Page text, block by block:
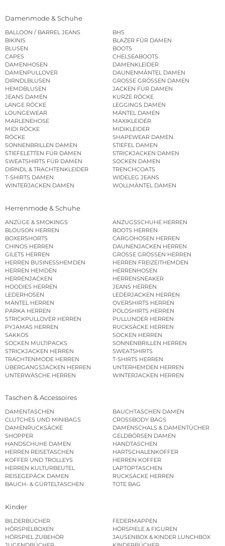
Damenmode & Schuhe
BALLOON / BARREL JEANS
BHS
BIKINIS
BLAZER FÜR DAMEN
BLUSEN
BOOTS
CAPES
CHELSEABOOTS
DAMENHOSEN
DAMENKLEIDER
DAMENPULLOVER
DAUNENMÄNTEL DAMEN
DIRNDLBLUSEN
GROSSE GRÖSSEN DAMEN
HEMDBLUSEN
JACKEN FÜR DAMEN
JEANS DAMEN
KURZE RÖCKE
LANGE RÖCKE
LEGGINGS DAMEN
LOUNGEWEAR
MÄNTEL DAMEN
MARLENEHOSE
MAXIKLEIDER
MIDI RÖCKE
MIDIKLEIDER
RÖCKE
SHAPEWEAR DAMEN
SONNENBRILLEN DAMEN
STIEFEL DAMEN
STIEFELETTEN FÜR DAMEN
STRICKJACKEN DAMEN
SWEATSHIRTS FÜR DAMEN
SOCKEN DAMEN
DIRNDL & TRACHTENKLEIDER
TRENCHCOATS
T-SHIRTS DAMEN
WIDELEG JEANS
WINTERJACKEN DAMEN
WOLLMÄNTEL DAMEN
Herrenmode & Schuhe
ANZÜGE & SMOKINGS
ANZUGSSCHUHE HERREN
BLOUSON HERREN
BOOTS HERREN
BOXERSHORTS
CARGOHOSEN HERREN
CHINOS HERREN
DAUNENJACKEN HERREN
GILETS HERREN
GROSSE GRÖSSEN HERREN
HERREN BUSINESSHEMDEN
HERREN FREIZEITHEMDEN
HERREN HEMDEN
HERRENHOSEN
HERRENJACKEN
HERRENSNEAKER
HOODIES HERREN
JEANS HERREN
LEDERHOSEN
LEDERJACKEN HERREN
MÄNTEL HERREN
OVERSHIRTS HERREN
PARKA HERREN
POLOSHIRTS HERREN
STRICKPULLOVER HERREN
PULLUNDER HERREN
PYJAMAS HERREN
RUCKSÄCKE HERREN
SAKKOS
SOCKEN HERREN
SOCKEN MULTIPACKS
SONNENBRILLEN HERREN
STRICKJACKEN HERREN
SWEATSHIRTS
TRACHTENMODE HERREN
T-SHIRTS HERREN
ÜBERGANGSJACKEN HERREN
UNTERHEMDEN HERREN
UNTERWÄSCHE HERREN
WINTERJACKEN HERREN
Taschen & Accessoires
DAMENTASCHEN
BAUCHTASCHEN DAMEN
CLUTCHES UND MINIBAGS
CROSSBODY BAGS
DAMENRUCKSÄCKE
DAMENSCHALS & DAMENTÜCHER
SHOPPER
GELDBÖRSEN DAMEN
HANDSCHUHE DAMEN
HANDTASCHEN
HERREN REISETASCHEN
HARTSCHALENKOFFER
KOFFER UND TROLLEYS
HERREN KOFFER
HERREN KULTURBEUTEL
LAPTOPTASCHEN
REISEGEPÄCK DAMEN
RUCKSÄCKE HERREN
BAUCH- & GÜRTELTASCHEN
TOTE BAG
Kinder
BILDERBÜCHER
FEDERMAPPEN
HÖRSPIELBOXEN
HÖRSPIELE & FIGUREN
HÖRSPIEL ZUBEHÖR
JAUSENBOX & KINDER LUNCHBOX